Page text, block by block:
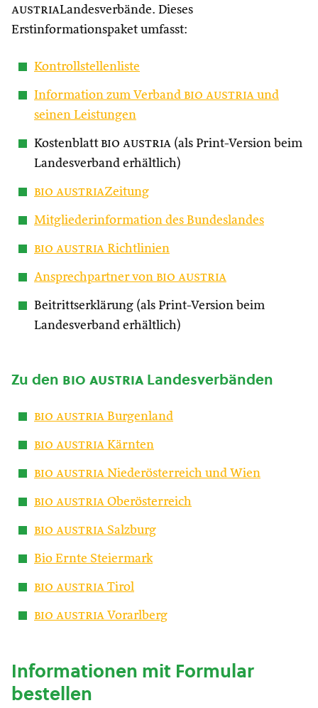
austriaLandesverbände. Dieses
Erstinformationspaket umfasst:
Kontrollstellenliste
Information zum Verband bio austria und
seinen Leistungen
Kostenblatt bio austria (als Print-Version beim
Landesverband erhältlich)
bio austriaZeitung
Mitgliederinformation des Bundeslandes
bio austria Richtlinien
Ansprechpartner von bio austria
Beitrittserklärung (als Print-Version beim
Landesverband erhältlich)
Zu den bio austria Landesverbänden
bio austria Burgenland
bio austria Kärnten
bio austria Niederösterreich und Wien
bio austria Oberösterreich
bio austria Salzburg
Bio Ernte Steiermark
bio austria Tirol
bio austria Vorarlberg
Informationen mit Formular
bestellen